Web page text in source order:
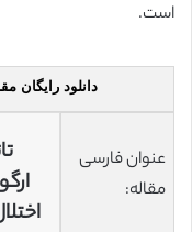
است.
دانلود رایگان
عنوان فارسی
مقاله: